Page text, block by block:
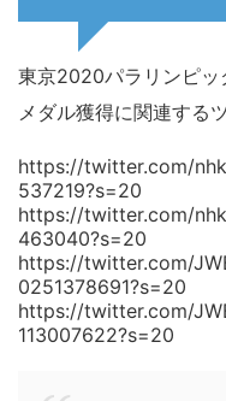
東京2020パラリンピッ
メダル獲得に関連する
https://twitter.com/
537219?s=20
https://twitter.com/
463040?s=20
https://twitter.com/
0251378691?s=20
https://twitter.com/
113007622?s=20